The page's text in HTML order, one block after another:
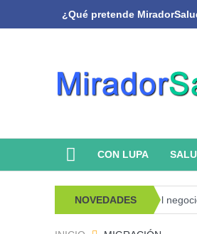
¿Qué pretende
CON LUPA
NOVEDADES
y memoria El negocio